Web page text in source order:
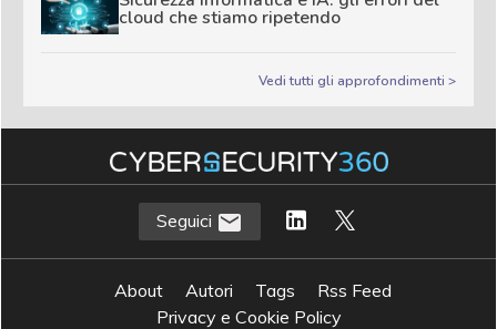
cloud che stiamo ripetendo
Vedi tutti gli approfondimenti >
Seguici
About Autori Tags
Rss Feed
Privacy e Cookie Policy